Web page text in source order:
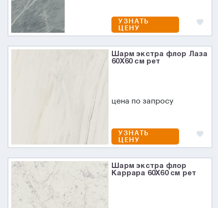
УЗНАТЬ
ЦЕНУ
Шарм экстра флор Лаза
60X60 см рет
цена по запросу
УЗНАТЬ
ЦЕНУ
Шарм экстра флор
Каррара 60X60 см рет